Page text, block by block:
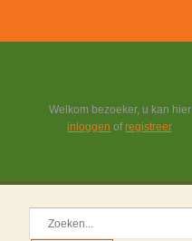
Welkom bezoeker, u kan hier
inloggen ofregistreer